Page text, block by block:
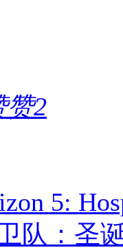
赞2
5:
队：圣